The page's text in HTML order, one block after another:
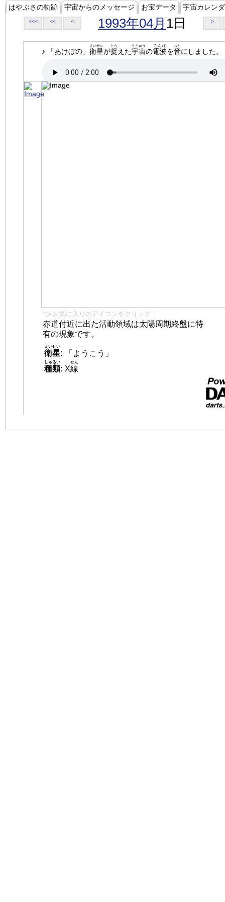
はやぶさの軌跡 宇宙からのメッセージ お宝データ 宇宙カレン
<<< << < 1993年04月 1日 >
♪ 「あけぼの」 衛星
えいせい
が捉
とら
えた宇宙
うちゅう
の電波
でんぱ
を音
おと
にしました。
👈 お気に入りのアイコンをクリック！
赤道付近に出た活動領域は太陽周期終盤に特
有の現象です。
衛星
えいせい
:
「ようこう」
種類
しゅるい
: X線
せん